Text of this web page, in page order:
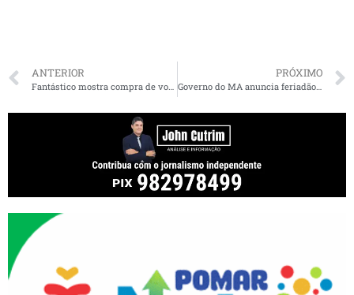
ANTERIOR PRÓXIMO
Governo do MA anuncia feriadão para servidores